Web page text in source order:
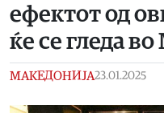
ефектот од
ќе се гледа
МАКЕДОНИЈА23.01.2025